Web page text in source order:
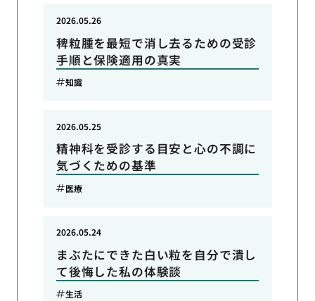
稗粒腫を最短で消し去るための受診
手順と保険適用の真実
2026.05.26
知識
精神科を受診する目安と心の不調に
気づくための基準
2026.05.25
医療
まぶたにできた白い粒を自分で潰し
て後悔した私の体験談
2026.05.24
生活